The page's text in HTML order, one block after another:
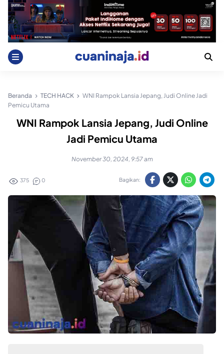
Skip
content
Beranda TECH HACK
WNI Rampok Lansia Jepang, Judi Online Jadi
Pemicu Utama
WNI Rampok Lansia Jepang, Judi Online
Jadi Pemicu Utama
November 30, 2024, 9:57 am
375 0 Bagikan: